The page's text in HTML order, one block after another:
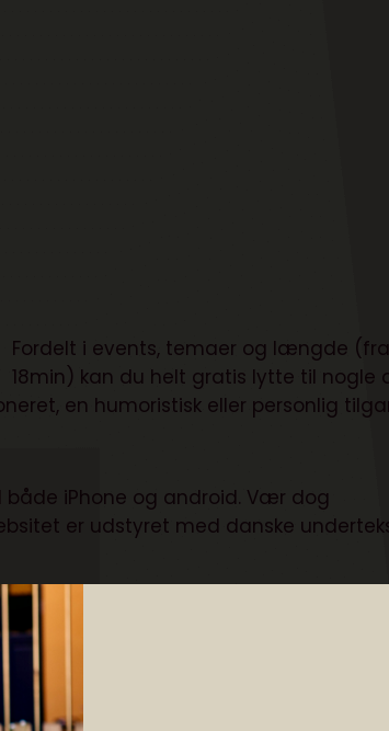
Fordelt i events, temaer og længde
18min) kan du helt gratis lytte til nogle
en humoristisk eller personlig
både iPhone og android. Vær dog
er udstyret med danske